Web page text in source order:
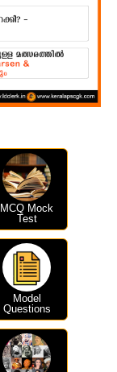
MCQ Mock
Test
Model
Questions